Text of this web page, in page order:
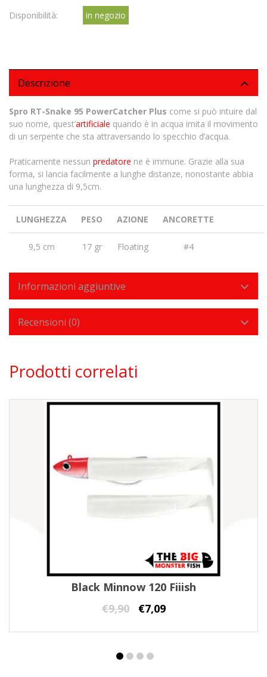
Disponibilità: in negozio
Descrizione
Spro RT-Snake 95 PowerCatcher Plus come si può intuire dal
suo nome, quest’artificiale quando è in acqua imita il movimento
di un serpente che sta attraversando lo specchio d’acqua.
Praticamente nessun predatore ne è immune. Grazie alla sua
forma, si lancia facilmente a lunghe distanze, nonostante abbia
una lunghezza di 9,5cm.
LUNGHEZZA PESO AZIONE ANCORETTE
9,5 cm 17 gr Floating #4
Informazioni aggiuntive
Recensioni (0)
Prodotti correlati
Black Minnow 120 Fiiish
€9,90 €7,09